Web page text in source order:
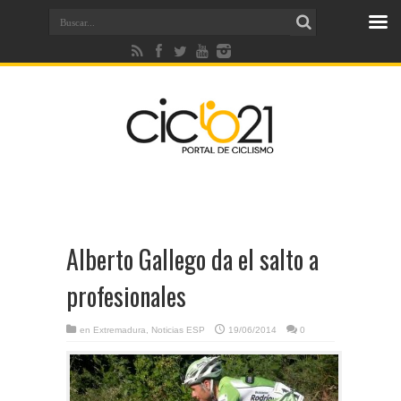
Alberto Gallego da el salto a
profesionales
en Extremadura Noticias ESP 19/06/2014 0